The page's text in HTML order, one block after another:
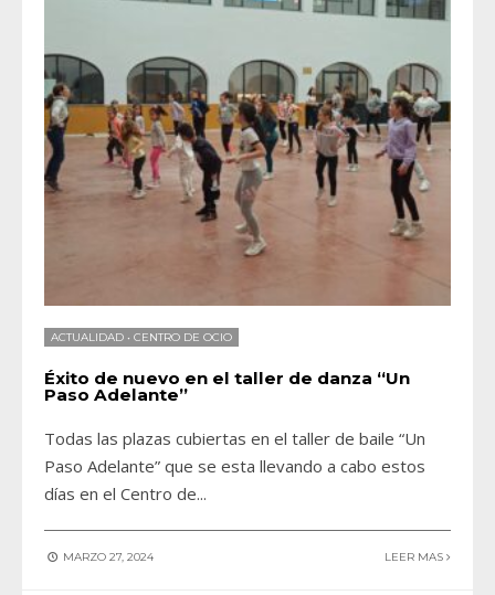
ACTUALIDAD • CENTRO DE OCIO
Éxito de nuevo en el taller de danza “Un
Paso Adelante”
Todas las plazas cubiertas en el taller de baile “Un
Paso Adelante” que se esta llevando a cabo estos
días en el Centro de...
MARZO 27, 2024 LEER MAS